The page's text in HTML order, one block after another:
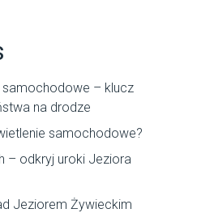
– klucz
na drodze
samochodowe?
– odkryj uroki Jeziora
Jeziorem Żywieckim